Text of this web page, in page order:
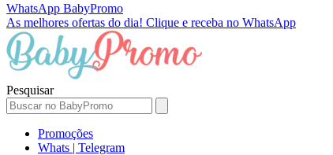
WhatsApp BabyPromo
As melhores ofertas do dia! Clique e receba no WhatsApp
Pesquisar
Promoções
Whats | Telegram